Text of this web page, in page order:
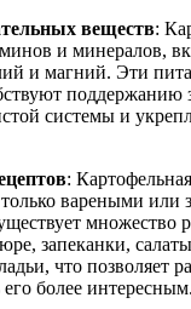
веществ:
и минералов,
и магний. Эти
поддержанию
системы и
:
только вареными или
множество
запеканки,
что позволяет
более интересным.